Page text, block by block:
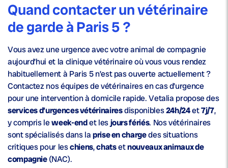
Quand contacter un vétérinaire
de garde à Paris 5 ?
Vous avez une urgence avec votre animal de compagnie
aujourd’hui et la clinique vétérinaire où vous vous rendez
habituellement à Paris 5 n’est pas ouverte actuellement ?
Contactez nos équipes de vétérinaires en cas d’urgence
pour une intervention à domicile rapide. Vetalia propose des
services d’urgences vétérinairesdisponibles24h/24et7j/7,
y compris leweek-endet lesjours fériés. Nos vétérinaires
sont spécialisés dans laprise en chargedes situations
critiques pour leschiens,chatsetnouveaux animaux de
compagnie(NAC).